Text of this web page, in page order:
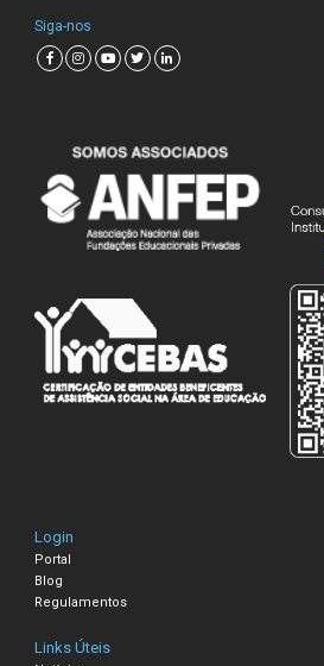
Siga-nos
Login
Portal
Blog
Regulamentos
Links Úteis